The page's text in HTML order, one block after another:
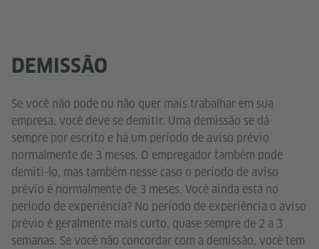
DEMISSÃO
Se você não pode ou não quer mais trabalhar em sua
empresa, você deve se demitir. Uma demissão se dá
sempre por escrito e há um período de aviso prévio
normalmente de 3 meses. O empregador também pode
demiti-lo, mas também nesse caso o período de aviso
prévio é normalmente de 3 meses. Você ainda está no
período de experiência? No período de experiência o aviso
prévio é geralmente mais curto, quase sempre de 2 a 3
semanas. Se você não concordar com a demissão, você tem